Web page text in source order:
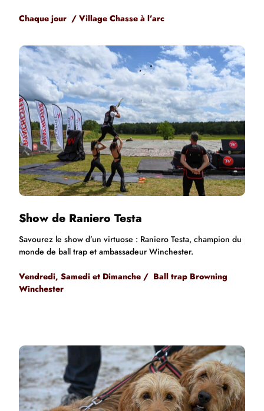
Chaque jour / Village Chasse à l’arc
Show de Raniero Testa
Savourez le show d’un virtuose : Raniero Testa, champion du
monde de ball trap et ambassadeur Winchester.
Vendredi, Samedi et Dimanche / Ball trap Browning
Winchester